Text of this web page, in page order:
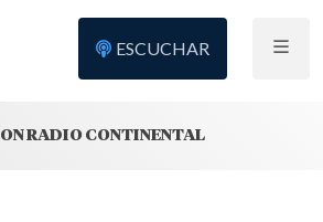
ESCUCHAR
RADIO CONTINENTAL